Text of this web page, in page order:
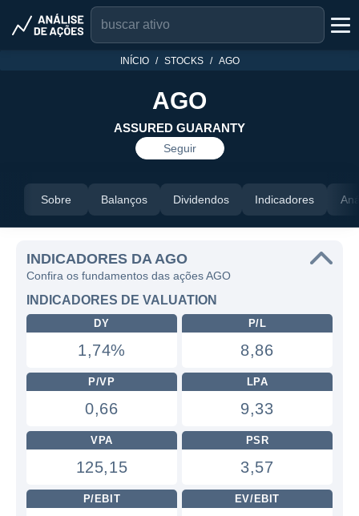
INÍCIO STOCKS AGO
AGO
ASSURED GUARANTY
Seguir
Sobre Balanços Dividendos Indicadores
INDICADORES DA AGO
Confira os fundamentos das ações AGO
INDICADORES DE VALUATION
DY
1,74%
P/L
8,86
P/VP
0,66
LPA
9,33
VPA
125,15
PSR
3,57
P/EBIT EV/EBIT